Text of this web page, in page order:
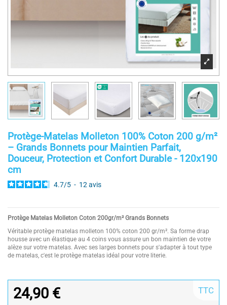
Protège-Matelas Molleton 100% Coton 200 g/m²
– Grands Bonnets pour Maintien Parfait,
Douceur, Protection et Confort Durable - 120x190
cm
4.7/5 - 12 avis
Protège Matelas Molleton Coton 200gr/m² Grands Bonnets
Véritable protège matelas molleton 100% coton 200 gr/m². Sa forme drap
housse avec un élastique au 4 coins vous assure un bon maintien de votre
alèze sur votre matelas. Avec ses larges bonnets pour s'adapter à tout type
de matelas, c'est le protège matelas idéal pour votre literie.
24,90 € TTC